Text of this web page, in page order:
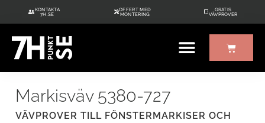
KONTAKTA
7H.SE
OFFERT MED
MONTERING
GRATIS
VÄVPROVER
Markisväv 5380-727
VÄVPROVER TILL FÖNSTERMARKISER OCH